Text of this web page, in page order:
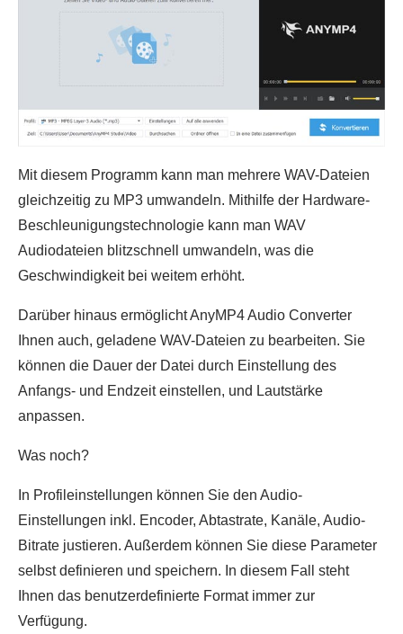
Mit diesem Programm kann man mehrere WAV-Dateien
gleichzeitig zu MP3 umwandeln. Mithilfe der Hardware-
Beschleunigungstechnologie kann man WAV
Audiodateien blitzschnell umwandeln, was die
Geschwindigkeit bei weitem erhöht.
Darüber hinaus ermöglicht AnyMP4 Audio Converter
Ihnen auch, geladene WAV-Dateien zu bearbeiten. Sie
können die Dauer der Datei durch Einstellung des
Anfangs- und Endzeit einstellen, und Lautstärke
anpassen.
Was noch?
In Profileinstellungen können Sie den Audio-
Einstellungen inkl. Encoder, Abtastrate, Kanäle, Audio-
Bitrate justieren. Außerdem können Sie diese Parameter
selbst definieren und speichern. In diesem Fall steht
Ihnen das benutzerdefinierte Format immer zur
Verfügung.